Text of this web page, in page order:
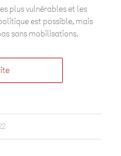
plus vulnérables et les
est possible, mais
sans mobilisations.